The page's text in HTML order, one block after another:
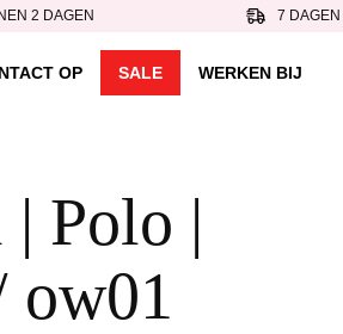
2 DAGEN 7 DAGEN
OP SALE WERKEN BIJ
Polo |
ow01